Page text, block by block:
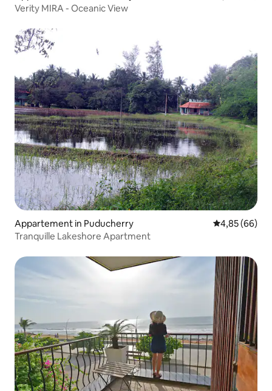
Verity MIRA - Oceanic View
Appartement in Puducherry Gemiddelde
4,85 (66)
Tranquille Lakeshore Apartment